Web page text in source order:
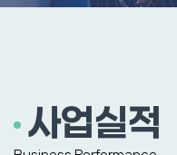
사업실적